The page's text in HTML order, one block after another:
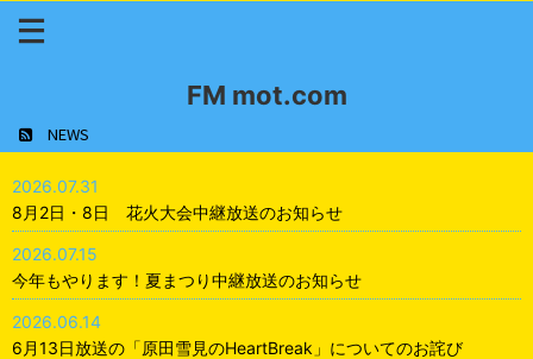
FM mot.com
NEWS
2026.07.31
8月2日・8日 花火大会中継放送のお知らせ
2026.07.15
今年もやります！夏まつり中継放送のお知らせ
2026.06.14
6月13日放送の「原田雪見のHeartBreak」についてのお詫び